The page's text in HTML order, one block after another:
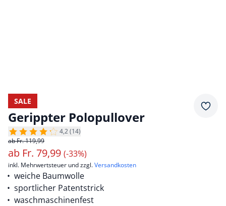
SALE
Gerippter Polopullover
4,2 (14)
ab Fr. 119,99
ab Fr. 79,99 (-33%)
inkl. Mehrwertsteuer und zzgl.Versandkosten
weiche Baumwolle
sportlicher Patentstrick
waschmaschinenfest